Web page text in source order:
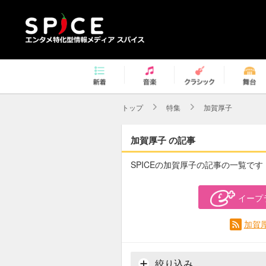
トップ 特集 加賀厚子
加賀厚子 の記事
SPICEの加賀厚子の記事の一覧です
イープ
加賀